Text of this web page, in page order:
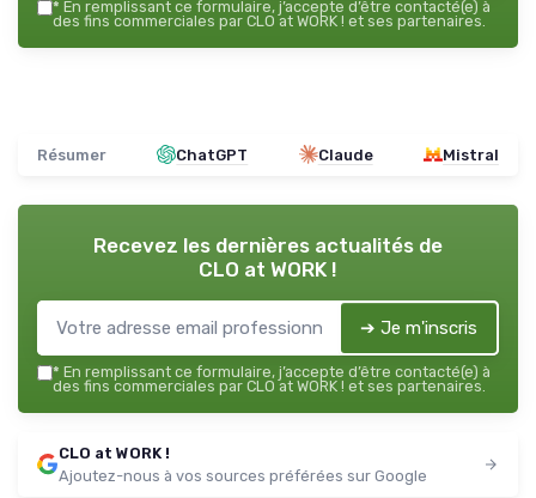
* En remplissant ce formulaire, j’accepte d’être contacté(e) à
des fins commerciales par CLO at WORK ! et ses partenaires.
Résumer ChatGPT Claude Mistral
Recevez les dernières actualités de
CLO at WORK !
➔ Je m'inscris
* En remplissant ce formulaire, j’accepte d’être contacté(e) à
des fins commerciales par CLO at WORK ! et ses partenaires.
CLO at WORK !
Ajoutez-nous à vos sources préférées sur Google